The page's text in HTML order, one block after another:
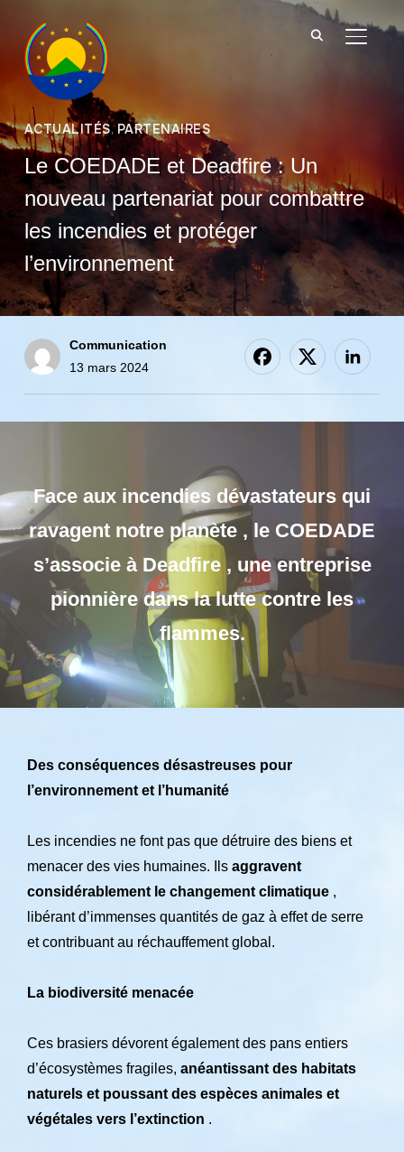
ACTUALITÉS,PARTENAIRES
Le COEDADE et Deadfire : Un
nouveau partenariat pour combattre
les incendies et protéger
l’environnement
Communication
13 mars 2024
Face aux incendies dévastateurs qui
ravagent notre planète , le COEDADE
s’associe à Deadfire, une entreprise
pionnière dans la lutte contre les
flammes.
Des conséquences désastreuses pour
l’environnement et l’humanité
Les incendies ne font pas que détruire des biens et
menacer des vies humaines. Ils aggravent
considérablement le changement climatique ,
libérant d’immenses quantités de gaz à effet de serre
et contribuant au réchauffement global.
La biodiversité menacée
Ces brasiers dévorent également des pans entiers
d’écosystèmes fragiles, anéantissant des habitats
naturels et poussant des espèces animales et
végétales vers l’extinction .